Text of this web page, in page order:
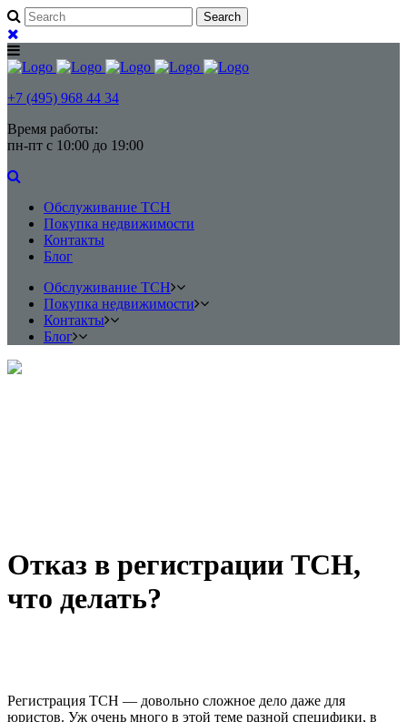
+7 (495) 968 44 34
Время работы:
пн-пт с 10:00 до 19:00
Обслуживание ТСН
Покупка недвижимости
Контакты
Блог
Обслуживание ТСН
Покупка недвижимости
Контакты
Блог
Отказ в регистрации ТСН,
что делать?
Регистрация ТСН — довольно сложное дело даже для
юристов. Уж очень много в этой теме разной специфики, в